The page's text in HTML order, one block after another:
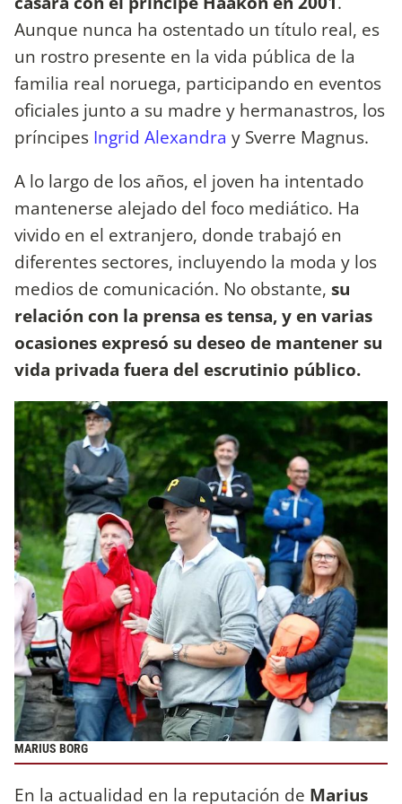
Aunque nunca ha ostentado un título real, es
un rostro presente en la vida pública de la
familia real noruega, participando en eventos
oficiales junto a su madre y hermanastros, los
príncipes Ingrid Alexandra y Sverre Magnus.
A lo largo de los años, el joven ha intentado
mantenerse alejado del foco mediático. Ha
vivido en el extranjero, donde trabajó en
diferentes sectores, incluyendo la moda y los
medios de comunicación. No obstante, su
relación con la prensa es tensa, y en varias
ocasiones expresó su deseo de mantener su
vida privada fuera del escrutinio público.
MARIUS BORG
En la actualidad en la reputación de Marius